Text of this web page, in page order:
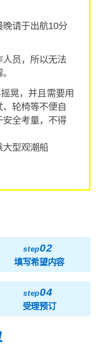
请于出航10分
人员，所以无法
晃，并且需要用
轮椅等不便自
全考量，不得
大型观潮船
step02
填写希望内容
step04
受理预订